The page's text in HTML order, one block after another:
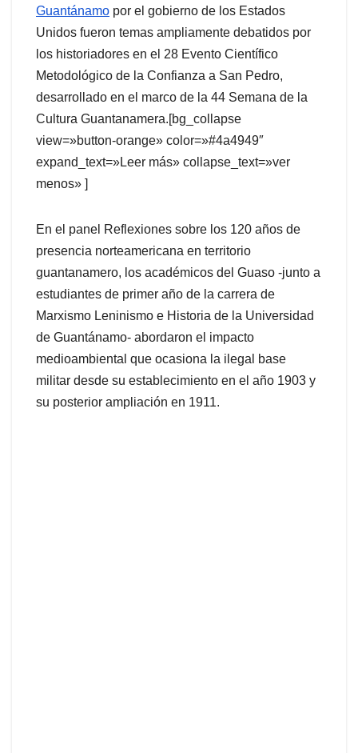
Guantánamo por el gobierno de los Estados
Unidos fueron temas ampliamente debatidos por
los historiadores en el 28 Evento Científico
Metodológico de la Confianza a San Pedro,
desarrollado en el marco de la 44 Semana de la
Cultura Guantanamera.[bg_collapse
view=»button-orange» color=»#4a4949″
expand_text=»Leer más» collapse_text=»ver
menos» ]
En el panel Reflexiones sobre los 120 años de
presencia norteamericana en territorio
guantanamero, los académicos del Guaso -junto a
estudiantes de primer año de la carrera de
Marxismo Leninismo e Historia de la Universidad
de Guantánamo- abordaron el impacto
medioambiental que ocasiona la ilegal base
militar desde su establecimiento en el año 1903 y
su posterior ampliación en 1911.